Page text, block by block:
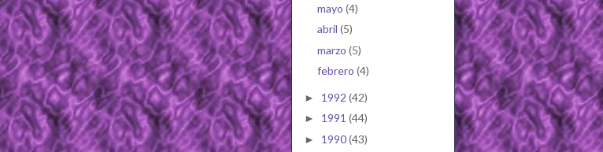
mayo (4)
abril (5)
marzo (5)
febrero (4)
► 1992 (42)
► 1991 (44)
► 1990(43)